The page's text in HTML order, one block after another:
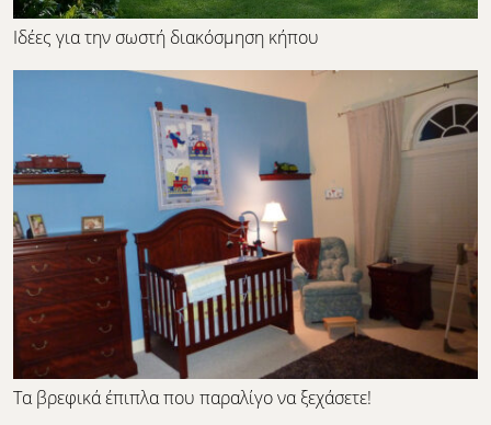
Ιδέες για την σωστή διακόσμηση κήπου
Τα βρεφικά έπιπλα που παραλίγο να ξεχάσετε!